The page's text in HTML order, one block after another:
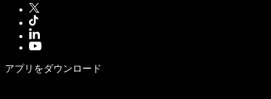
アプリをダウンロード